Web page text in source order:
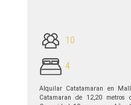
10
4
Alquilar Catatamaran en
Сatamaran de 12,20 metros